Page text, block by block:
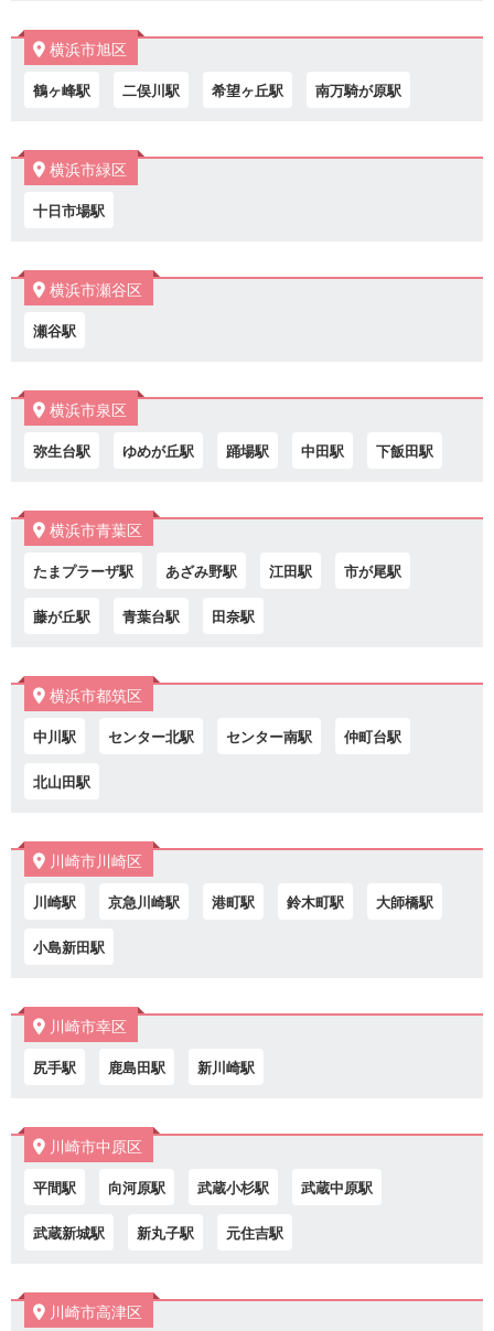
横浜市旭区
鶴ヶ峰駅 二俣川駅 希望ヶ丘駅 南万騎が原駅
横浜市緑区
十日市場駅
横浜市瀬谷区
瀬谷駅
横浜市泉区
弥生台駅 ゆめが丘駅 踊場駅 中田駅 下飯田駅
横浜市青葉区
たまプラーザ駅 あざみ野駅 江田駅 市が尾駅
藤が丘駅 青葉台駅 田奈駅
横浜市都筑区
中川駅 センター北駅 センター南駅 仲町台駅
北山田駅
川崎市川崎区
川崎駅 京急川崎駅 港町駅 鈴木町駅 大師橋駅
小島新田駅
川崎市幸区
尻手駅 鹿島田駅 新川崎駅
川崎市中原区
平間駅 向河原駅 武蔵小杉駅 武蔵中原駅
武蔵新城駅 新丸子駅 元住吉駅
川崎市高津区